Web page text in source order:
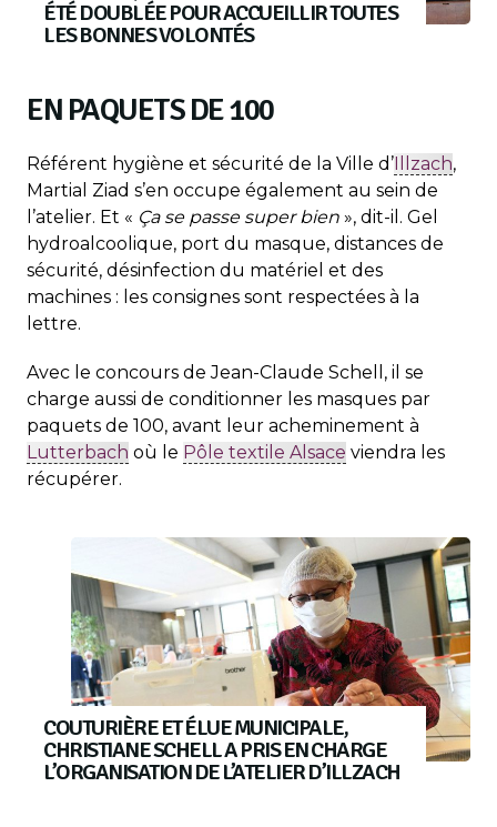
ÉTÉ DOUBLÉE POUR ACCUEILLIR TOUTES
LES BONNES VOLONTÉS
EN PAQUETS DE 100
Référent hygiène et sécurité de la Ville d’Illzach,
Martial Ziad s’en occupe également au sein de
l’atelier. Et « Ça se passe super bien », dit-il. Gel
hydroalcoolique, port du masque, distances de
sécurité, désinfection du matériel et des
machines : les consignes sont respectées à la
lettre.
Avec le concours de Jean-Claude Schell, il se
charge aussi de conditionner les masques par
paquets de 100, avant leur acheminement à
Lutterbach où le Pôle textile Alsace viendra les
récupérer.
COUTURIÈRE ET ÉLUE MUNICIPALE,
CHRISTIANE SCHELL A PRIS EN CHARGE
L’ORGANISATION DE L’ATELIER D’ILLZACH